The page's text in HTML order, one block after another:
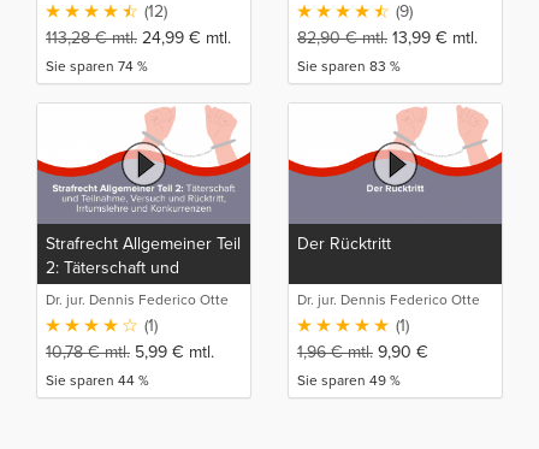
(12)
113,28€mtl. 24,99 € mtl.
Sie sparen 74 %
(9)
82,90€mtl. 13,99 € mtl.
Sie sparen 83 %
Strafrecht Allgemeiner Teil
2: Täterschaft und
Teilnahme, Versuch und
Rücktritt, Irrtumslehre und
Konkurrenzen
Dr. jur. Dennis Federico Otte
(1)
10,78€mtl. 5,99 € mtl.
Sie sparen 44 %
Der Rücktritt
Dr. jur. Dennis Federico Otte
(1)
1,96€mtl. 9,90 €
Sie sparen 49 %